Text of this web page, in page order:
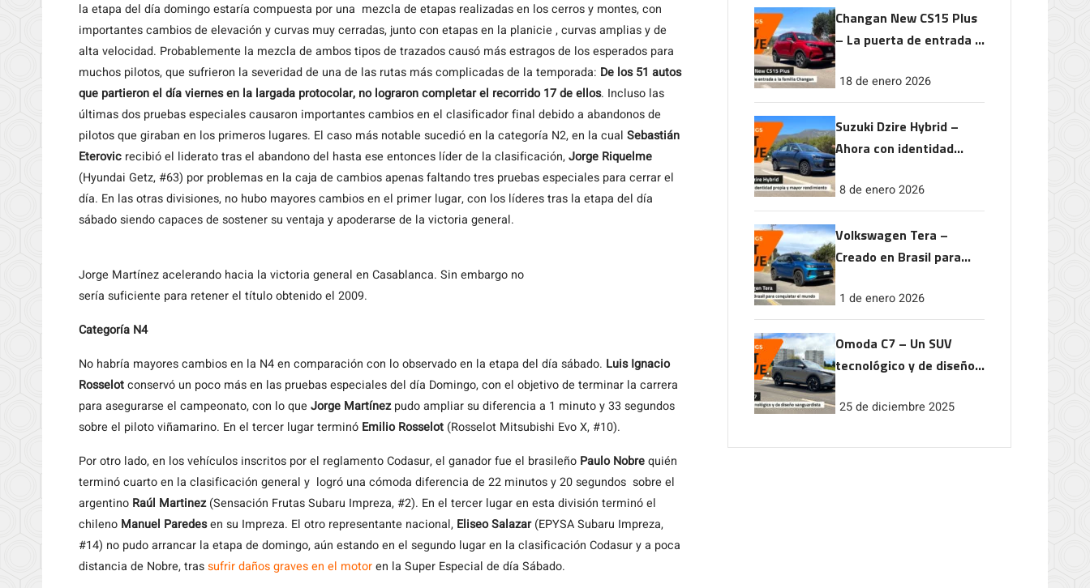
la etapa del día domingo estaría compuesta por una mezcla de etapas realizadas en los cerros y montes, con
importantes cambios de elevación y curvas muy cerradas, junto con etapas en la planicie , curvas amplias y de
alta velocidad. Probablemente la mezcla de ambos tipos de trazados causó más estragos de los esperados para
muchos pilotos, que sufrieron la severidad de una de las rutas más complicadas de la temporada: De los 51 autos
que partieron el día viernes en la largada protocolar, no lograron completar el recorrido 17 de ellos. Incluso las
últimas dos pruebas especiales causaron importantes cambios en el clasificador final debido a abandonos de
pilotos que giraban en los primeros lugares. El caso más notable sucedió en la categoría N2, en la cual Sebastián
Eterovic recibió el liderato tras el abandono del hasta ese entonces líder de la clasificación,Jorge Riquelme
(Hyundai Getz, #63) por problemas en la caja de cambios apenas faltando tres pruebas especiales para cerrar el
día. En las otras divisiones, no hubo mayores cambios en el primer lugar, con los líderes tras la etapa del día
sábado siendo capaces de sostener su ventaja y apoderarse de la victoria general.
Jorge Martínez acelerando hacia la victoria general en Casablanca. Sin embargo no
sería suficiente para retener el título obtenido el 2009.
Categoría N4
No habría mayores cambios en la N4 en comparación con lo observado en la etapa del día sábado. Luis Ignacio
Rosselotconservó un poco más en las pruebas especiales del día Domingo, con el objetivo de terminar la carrera
para asegurarse el campeonato, con lo que Jorge Martínezpudo ampliar su diferencia a 1 minuto y 33 segundos
sobre el piloto viñamarino. En el tercer lugar terminó Emilio Rosselot (Rosselot Mitsubishi Evo X, #10).
Por otro lado, en los vehículos inscritos por el reglamento Codasur, el ganador fue el brasileño Paulo Nobrequién
terminó cuarto en la clasificación general y logró una cómoda diferencia de 22 minutos y 20 segundos sobre el
argentino Raúl Martinez(Sensación Frutas Subaru Impreza, #2). En el tercer lugar en esta división terminó el
chileno Manuel Paredesen su Impreza. El otro representante nacional, Eliseo Salazar(EPYSA Subaru Impreza,
#14) no pudo arrancar la etapa de domingo, aún estando en el segundo lugar en la clasificación Codasur y a poca
distancia de Nobre, trassufrir daños graves en el motoren la Super Especial de día Sábado.
Changan New CS15 Plus
– La puerta de entrada a
18 de enero 2026
Suzuki Dzire Hybrid –
Ahora con identidad
rendimiento
8 de enero 2026
Volkswagen Tera –
Creado en Brasil para
1 de enero 2026
Omoda C7 – Un SUV
tecnológico y de diseño
25 de diciembre 2025